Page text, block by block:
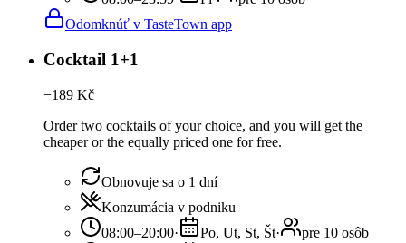
Odomknúť v TasteTown app
Cocktail 1+1
−189 Kč
Order two cocktails of your choice, and you will get the
cheaper or the equally priced one for free.
Obnovuje sa o 1 dní
Konzumácia v podniku
08:00–20:00· Po, Ut, St, Št·
pre 10 osôb